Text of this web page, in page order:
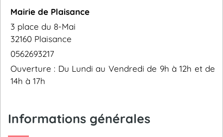
Mairie de Plaisance
3 place du 8-Mai
32160 Plaisance
0562693217
Ouverture : Du Lundi au Vendredi de 9h à 12h et de
14h à 17h
Informations générales